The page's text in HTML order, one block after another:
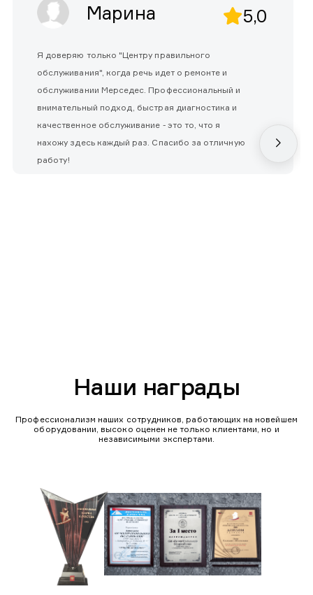
Марина 5,0
Я доверяю только "Центру правильного
обслуживания", когда речь идет о ремонте и
обслуживании Мерседес. Профессиональный и
внимательный подход, быстрая диагностика и
качественное обслуживание - это то, что я
нахожу здесь каждый раз. Спасибо за отличную
работу!
Наши награды
Профессионализм наших сотрудников, работающих на новейшем
оборудовании, высоко оценен не только клиентами, но и
независимыми экспертами.